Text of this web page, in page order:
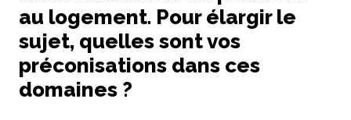
au logement. Pour élargir le
sujet, quelles sont vos
préconisations dans ces
domaines ?